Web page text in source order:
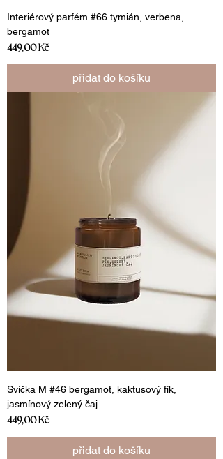
Interiérový parfém #66 tymián, verbena,
bergamot
Cena
449,00 Kč
přidat do košíku
Svíčka M #46 bergamot, kaktusový fík,
jasmínový zelený čaj
Cena
449,00 Kč
přidat do košíku